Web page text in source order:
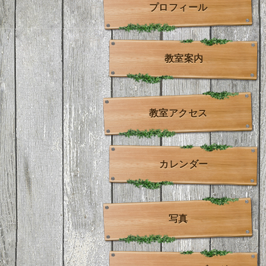
プロフィール
教室案内
教室アクセス
カレンダー
写真